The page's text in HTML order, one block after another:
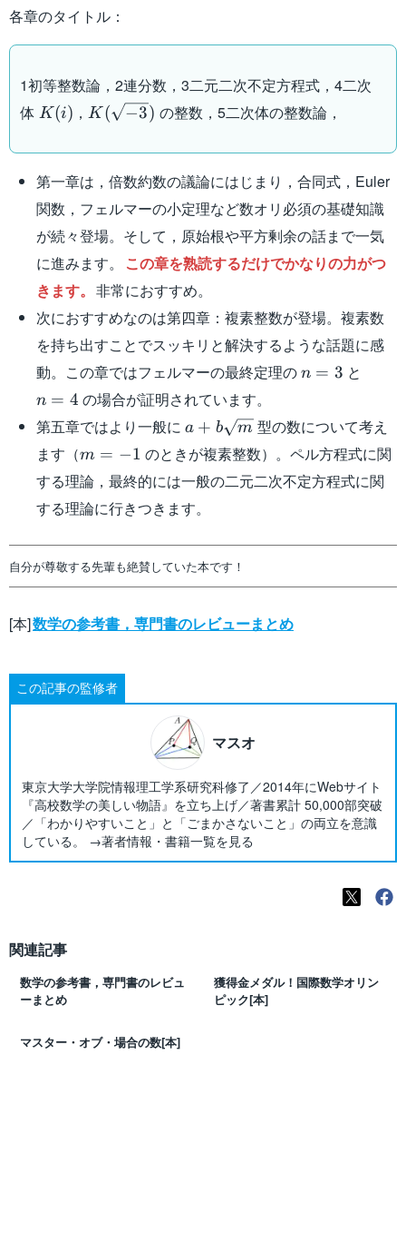
各章のタイトル：
1初等整数論，2連分数，3二元二次不定方程式，4二次
体 K(i)，
K(i) ，K ( −3) の整数，5二次体の整数論，
第一章は，倍数約数の議論にはじまり，合同式，Euler
関数，フェルマーの小定理など数オリ必須の基礎知識
が続々登場。そして，原始根や平方剰余の話まで一気
に進みます。
この章を熟読するだけでかなりの力がつ
きます。 非常におすすめ。
次におすすめなのは第四章：複素整数が登場。複素数
を持ち出すことでスッキリと解決するような話題に感
動。この章ではフェルマーの最終定理のn=3
n = 3 と
n = 4 の場合が証明されています。
第五章ではより一般に a+b\sqrt{m}
a + b m型の数について考え
ます（m=-1
m = −1 のときが複素整数）。ペル方程式に関
する理論，最終的には一般の二元二次不定方程式に関
する理論に行きつきます。
自分が尊敬する先輩も絶賛していた本です！
[本]数学の参考書，専門書のレビューまとめ
この記事の監修者
マスオ
東京大学大学院情報理工学系研究科修了／2014年にWebサイト
『高校数学の美しい物語』を立ち上げ／著書累計 50,000部突破
／「わかりやすいこと」と「ごまかさないこと」の両立を意識
している。 →著者情報・書籍一覧を見る
関連記事
数学の参考書，専門書のレビュ
ーまとめ
獲得金メダル！国際数学オリン
ピック[本]
マスター・オブ・場合の数[本]